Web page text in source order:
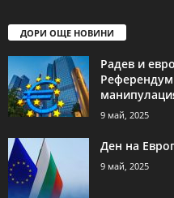
ДОРИ ОЩЕ НОВИНИ
Радев и
9 май, 2025
Ден на
9 май, 2025